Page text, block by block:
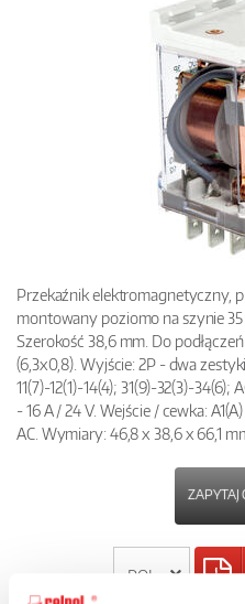
Przekaźnik elektromagnetyczny,
montowany poziomo na szynie
Szerokość 38,6 mm. Do
(6,3x0,8). Wyjście: 2P - dwa
11(7)-12(1)-14(4); 31(9)-32(3)-34(6);
- 16 A / 24 V. Wejście / cewka:
AC. Wymiary: 46,8 x 38,6 x 66,1
ZAPYTAJ